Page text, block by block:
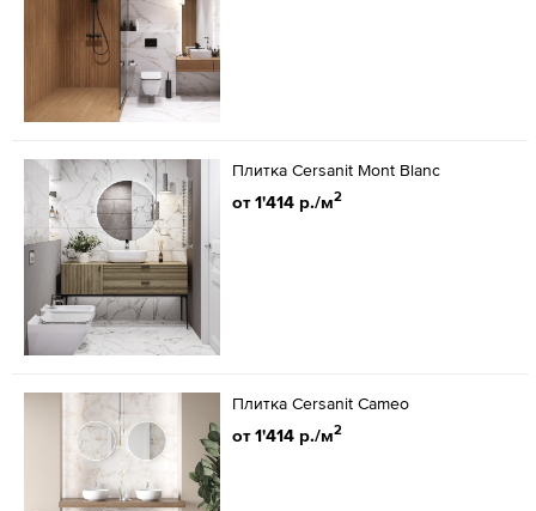
Плитка Cersanit Mont Blanc
от 1'414 р./м2
Плитка Cersanit Cameo
от 1'414 р./м2